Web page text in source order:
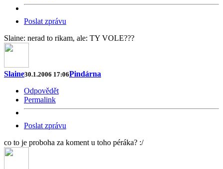
Poslat zprávu
Slaine: nerad to rikam, ale: TY VOLE???
Slaine30.1.2006 17:06Pindárna
Odpovědět
Permalink
Poslat zprávu
co to je proboha za koment u toho péráka? :/